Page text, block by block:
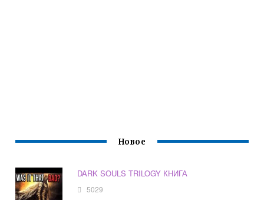
Новое
DARK SOULS TRILOGY КНИГА
5029